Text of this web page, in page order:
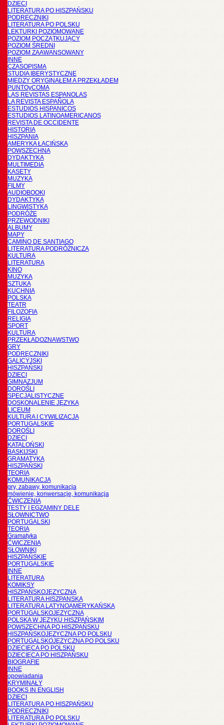
DZIECI
LITERATURA PO HISZPAŃSKU
PODRĘCZNIKI
LITERATURA PO POLSKU
LEKTURKI POZIOMOWANE
POZIOM POCZĄTKUJĄCY
POZIOM ŚREDNI
POZIOM ZAAWANSOWANY
INNE
CZASOPISMA
STUDIA IBERYSTYCZNE
MIĘDZY ORYGINAŁEM A PRZEKŁADEM
PUNTOyCOMA
LAS REVISTAS ESPANOLAS
LA REVISTA ESPAÑOLA
ESTUDIOS HISPANICOS
ESTUDIOS LATINOAMERICANOS
REVISTA DE OCCIDENTE
HISTORIA
HISZPANIA
AMERYKA ŁACIŃSKA
POWSZECHNA
DYDAKTYKA
MULTIMEDIA
KASETY
MUZYKA
FILMY
AUDIOBOOKI
DYDAKTYKA
LINGWISTYKA
PODRÓŻE
PRZEWODNIKI
ALBUMY
MAPY
CAMINO DE SANTIAGO
LITERATURA PODRÓŻNICZA
KULTURA
LITERATURA
KINO
MUZYKA
SZTUKA
KUCHNIA
POLSKA
TEATR
FILOZOFIA
RELIGIA
SPORT
KULTURA
PRZEKŁADOZNAWSTWO
GRY
PODRĘCZNIKI
GALICYJSKI
HISZPAŃSKI
DZIECI
GIMNAZJUM
DOROŚLI
SPECJALISTYCZNE
DOSKONALENIE JĘZYKA
LICEUM
KULTURA I CYWILIZACJA
PORTUGALSKIE
DOROŚLI
DZIECI
KATALOŃSKI
BASKIJSKI
GRAMATYKA
HISZPAŃSKI
TEORIA
KOMUNIKACJA
gry, zabawy, komunikacja
mówienie, konwersacje, komunikacja
ĆWICZENIA
TESTY I EGZAMINY DELE
SŁOWNICTWO
PORTUGALSKI
TEORIA
Gramatyka
ĆWICZENIA
SŁOWNIKI
HISZPAŃSKIE
PORTUGALSKIE
INNE
LITERATURA
KOMIKSY
HISZPAŃSKOJĘZYCZNA
LITERATURA HISZPANSKA
LITERATURA LATYNOAMERYKAŃSKA
PORTUGALSKOJĘZYCZNA
POLSKA W JĘZYKU HISZPAŃSKIM
POWSZECHNA PO HISZPAŃSKU
HISZPAŃSKOJĘZYCZNA PO POLSKU
PORTUGALSKOJĘZYCZNA PO POLSKU
DZIECIĘCA PO POLSKU
DZIECIĘCA PO HISZPAŃSKU
BIOGRAFIE
INNE
opowiadania
KRYMINAŁY
BOOKS IN ENGLISH
DZIECI
LITERATURA PO HISZPAŃSKU
PODRĘCZNIKI
LITERATURA PO POLSKU